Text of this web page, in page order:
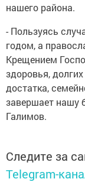
нашего района.
- Пользуясь
годом, а
Крещением
здоровья,
достатка,
завершает нашу
Галимов.
Следите за
Telegram-